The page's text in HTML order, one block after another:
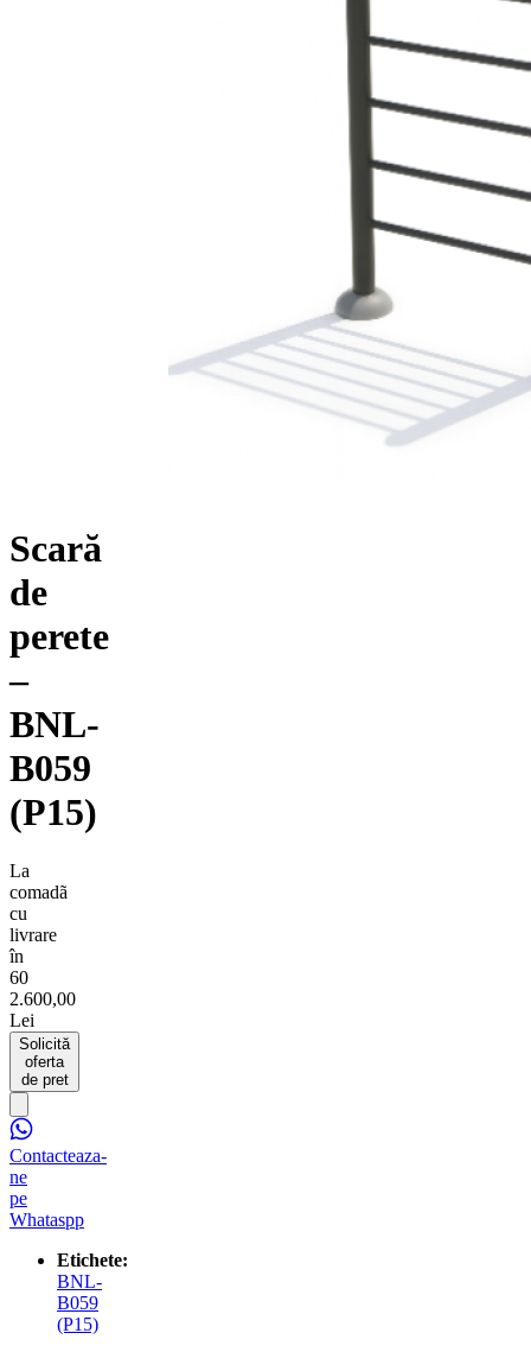
Scară
de
perete
–
BNL-
B059
(P15)
La
comadã
cu
livrare
în
60
2.600,00
Lei
Solicită
oferta
de pret
Contacteaza-
ne
pe
Whataspp
Etichete:
BNL-
B059
(P15)